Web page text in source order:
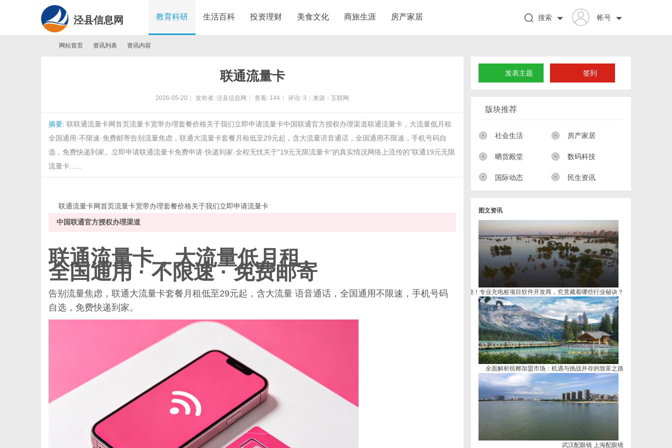
泾县信息网 教育科研 生活百科 投资理财 美食文化 商旅生涯 房产家居 帐号
搜索
网站首页 资讯列表 资讯内容
联通流量卡
2026-05-20 发布者: 泾县信息网 查看: 144 评论: 3 来源：互联网
摘要: 联联通流量卡网首页流量卡宽带办理套餐价格关于我们立即申请流量卡中国联通官方授权办理渠道联通流量卡，大流量低月租
全国通用·不限速·免费邮寄告别流量焦虑，联通大流量卡套餐月租低至29元起，含大流量语音通话，全国通用不限速，手机号码自
选，免费快递到家。立即申请联通流量卡免费申请·快递到家·全程无忧关于"19元无限流量卡"的真实情况网络上流传的"联通19元无限
流量卡......
联通流量卡网首页流量卡宽带办理套餐价格关于我们立即申请流量卡
中国联通官方授权办理渠道
联通流量卡，大流量低月租
全国通用 · 不限速 · 免费邮寄
告别流量焦虑，联通大流量卡套餐月租低至29元起，含大流量 语音通话，全国通用不限速，手机号码
自选，免费快递到家。
发表主题 签到
版块推荐
社会生活 房产家居
晒货殿堂 数码科技
国际动态 民生资讯
图文资讯
揭秘！专业充电桩项目软件开发商，究竟藏着哪些行业秘诀？
全面解析槟榔加盟市场：机遇与挑战并存的致富之路
武汉配眼镜 上海配眼镜